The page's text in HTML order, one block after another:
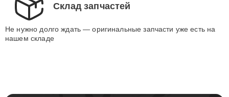
Склад запчастей
Не нужно долго ждать — оригинальные запчасти уже есть на
нашем складе